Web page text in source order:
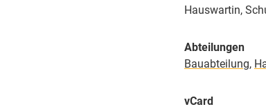
Hauswartin,
Abteilungen
Bauabteilung,
vCard